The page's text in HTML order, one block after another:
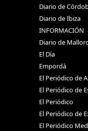
Diario de
Diario de Ibiza
INFORMACIÓN
Diario de
El Día
Empordà
El Periódico de
El Periódico de
El Periódico
El Periódico de
El Periódico